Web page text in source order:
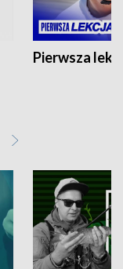
Pierwsza